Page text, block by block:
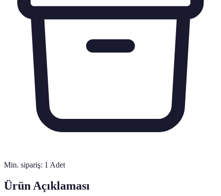
Min. sipariş: 1 Adet
Ürün Açıklaması